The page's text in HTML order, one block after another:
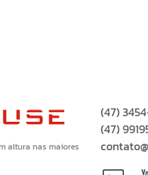
altura nas maiores
(47)
(47)